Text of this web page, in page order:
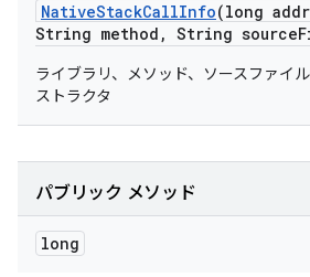
NativeStackCallInfo(long
String method , String source
ライブラリ、メソッド、ソースファイ
ストラクタ
パブリック メソッド
long